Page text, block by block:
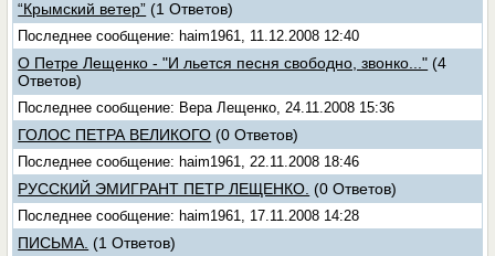
“Крымский ветер” (1 Ответов)
Последнее сообщение: haim1961, 11.12.2008 12:40
О Петре Лещенко - "И льется песня свободно, звонко..." (4
Ответов)
Последнее сообщение: Вера Лещенко, 24.11.2008 15:36
ГОЛОС ПЕТРА ВЕЛИКОГО (0 Ответов)
Последнее сообщение: haim1961, 22.11.2008 18:46
РУССКИЙ ЭМИГРАНТ ПЕТР ЛЕЩЕНКО. (0 Ответов)
Последнее сообщение: haim1961, 17.11.2008 14:28
ПИСЬМА. (1 Ответов)